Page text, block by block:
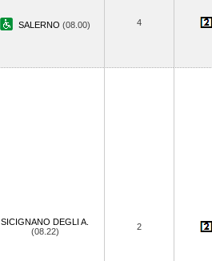
SALERNO (08.00) 4
SICIGNANO DEGLI A.
(08.22)
2